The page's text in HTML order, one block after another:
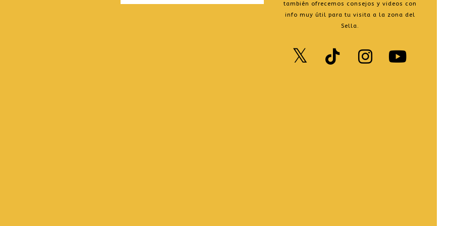
también ofrecemos consejos y videos con
info muy útil para tu visita a la zona del
Sella.
Twitter
TikTok